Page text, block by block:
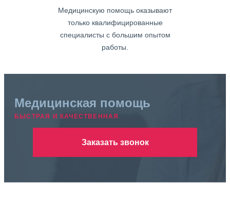
Медицинскую помощь оказывают
только квалифицированные
специалисты с большим опытом
работы.
Медицинская помощь
БЫСТРАЯ И КАЧЕСТВЕННАЯ
Заказать звонок